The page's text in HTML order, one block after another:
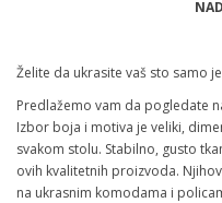
Želite da ukrasite vaš sto samo
Predlažemo vam da pogledate
Izbor boja i motiva je veliki,
svakom stolu. Stabilno, gusto
ovih kvalitetnih proizvoda.
na ukrasnim komodama i